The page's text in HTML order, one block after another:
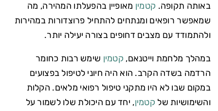
באותה תקופה. קטמין מאופיין בהפעלתו המהירה, מה
שמאפשר רופאים ומנתחים להתחיל פרוצדורות במהירות
ולהתמודד עם מצבים דחופים בצורה יעילה יותר.
במהלך מלחמת וייטנאם, קטמין שימש רבות כחומר
הרדמה בשדה הקרב. הוא היה חיוני לטיפול בפצועים
במקום שבו לא היו מתקני טיפול רפואי מלאים. הקלות
והשימושיות של קטמין, יחד עם היכולת שלו לשמור על